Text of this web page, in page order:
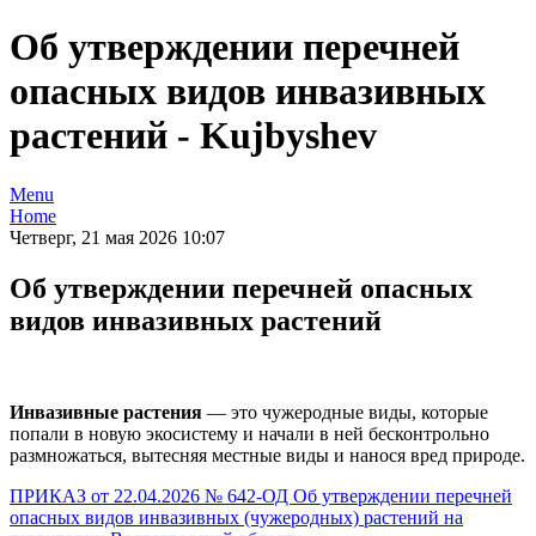
Об утверждении перечней
опасных видов инвазивных
растений - Kujbyshev
Menu
Home
Четверг, 21 мая 2026 10:07
Об утверждении перечней опасных
видов инвазивных растений
Инвазивные растения — это чужеродные виды, которые
попали в новую экосистему и начали в ней бесконтрольно
размножаться, вытесняя местные виды и нанося вред природе.
ПРИКАЗ от 22.04.2026 № 642-ОД Об утверждении перечней
опасных видов инвазивных (чужеродных) растений на